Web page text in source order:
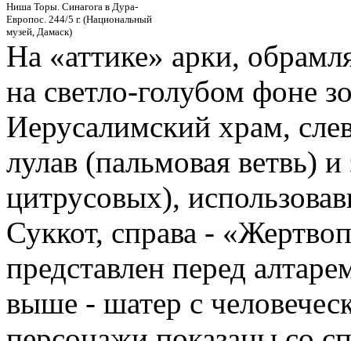
Ниша Торы. Синагога в Дура-
Европос. 244/5 г. (Национальный
музей, Дамаск)
На «аттике» арки,
на светло-голубом фоне
Иерусалимский храм,
лулав (пальмовая ветвь)
цитрусовых),
Суккот, справа -
представлен перед
выше - шатер с